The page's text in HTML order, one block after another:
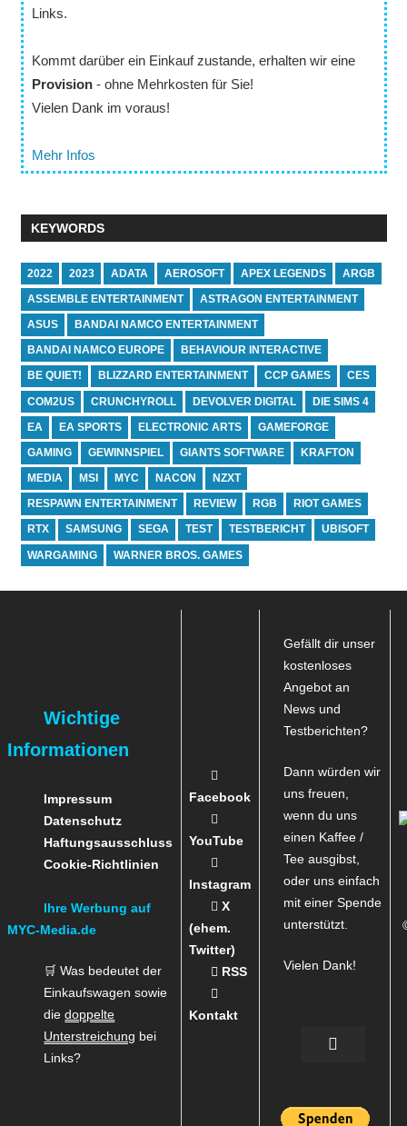
Links.
Kommt darüber ein Einkauf zustande, erhalten wir eine
Provision- ohne Mehrkosten für Sie!
Vielen Dank im voraus!
Mehr Infos
KEYWORDS
2022 2023 ADATA AEROSOFT APEX LEGENDS ARGB
ASSEMBLE ENTERTAINMENT ASTRAGON ENTERTAINMENT
ASUS BANDAI NAMCO ENTERTAINMENT
BANDAI NAMCO EUROPE BEHAVIOUR INTERACTIVE
BE QUIET! BLIZZARD ENTERTAINMENT CCP GAMES CES
COM2US CRUNCHYROLL DEVOLVER DIGITAL DIE SIMS 4
EA EA SPORTS ELECTRONIC ARTS GAMEFORGE
GAMING GEWINNSPIEL GIANTS SOFTWARE KRAFTON
MEDIA MSI MYC NACON NZXT
RESPAWN ENTERTAINMENT REVIEW RGB RIOT GAMES
RTX SAMSUNG SEGA TEST TESTBERICHT UBISOFT
WARGAMING WARNER BROS. GAMES
Wichtige
Informationen
Impressum
Datenschutz
Haftungsausschluss
Cookie-Richtlinien
Ihre Werbung auf
MYC-Media.de
🛒 Was bedeutet der
Einkaufswagen sowie
diedoppelte
Unterstreichung bei
Links?
Facebook
YouTube
Instagram
X
(ehem.
Twitter)
RSS
Kontakt
Gefällt dir unser
kostenloses
Angebot an
News und
Testberichten?
Dann würden wir
uns freuen,
wenn du uns
einen Kaffee /
Tee ausgibst,
oder uns einfach
mit einer Spende
unterstützt.
Vielen Dank!